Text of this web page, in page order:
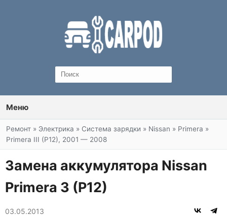
Меню
Вы здесь
Ремонт » Электрика » Система зарядки » Nissan » Primera »
Primera III (P12), 2001 — 2008
Замена аккумулятора Nissan
Primera 3 (P12)
03.05.2013